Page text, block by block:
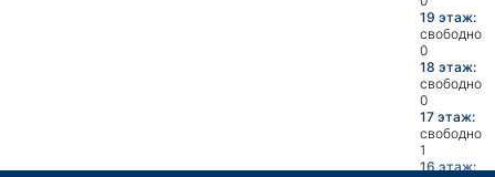
19 этаж:
свободно
0
18 этаж:
свободно
0
17 этаж:
свободно
1
16 этаж: